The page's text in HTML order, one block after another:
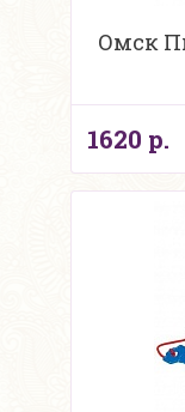
Омск
1620 р.